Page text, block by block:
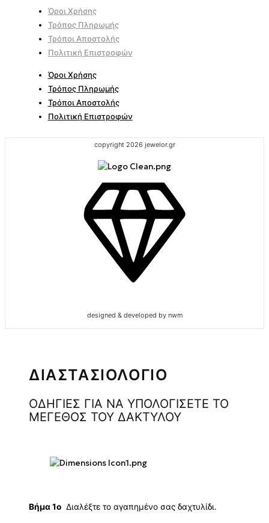
Όροι Χρήσης
Τρόπος Πληρωμής
Τρόποι Αποστολής
Πολιτική Επιστροφών
Όροι Χρήσης
Τρόπος Πληρωμής
Τρόποι Αποστολής
Πολιτική Επιστροφών
copyright 2026 jewelor.gr
designed & developed by nwm
ΔΙΑΣΤΑΣΙΟΛΟΓΙΟ
ΟΔΗΓΙΕΣ ΓΙΑ ΝΑ ΥΠΟΛΟΓΙΣΕΤΕ ΤΟ
ΜΕΓΕΘΟΣ ΤΟΥ ΔΑΚΤΥΛΟΥ
Βήμα 1ο Διαλέξτε το αγαπημένο σας δαχτυλίδι.